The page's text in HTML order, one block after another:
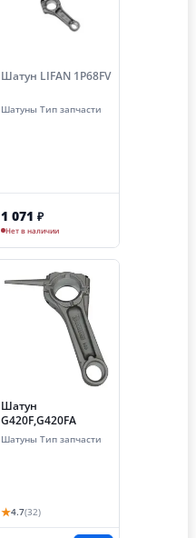
Шатун LIFAN 1P68FV
Шатуны Тип запчасти
1 071 ₽
Нет в наличии
Шатун
G420F,G420FA
Шатуны Тип запчасти
★4.7(32)